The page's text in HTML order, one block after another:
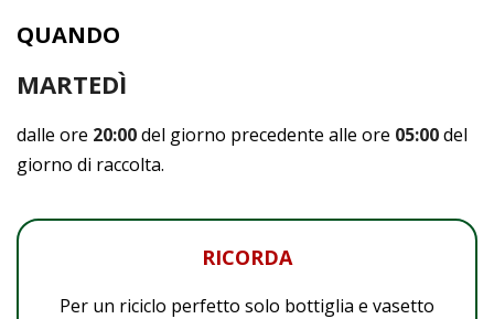
QUANDO
MARTEDÌ
dalle ore 20:00del giorno precedente alle ore 05:00del
giorno di raccolta.
RICORDA
Per un riciclo perfetto solo bottiglia e vasetto